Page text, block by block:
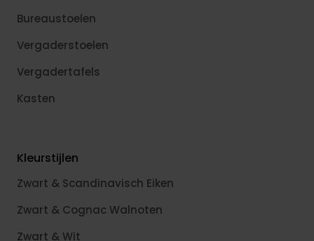
Bureaustoelen
Vergaderstoelen
Vergadertafels
Kasten
Kleurstijlen
Zwart & Scandinavisch Eiken
Zwart & Cognac Walnoten
Zwart & Wit